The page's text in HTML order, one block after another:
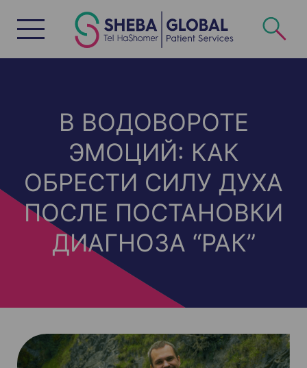
c
В ВОДОВОРОТЕ
ЭМОЦИЙ: КАК
ОБРЕСТИ СИЛУ ДУХА
ПОСЛЕ ПОСТАНОВКИ
ДИАГНОЗА “РАК”